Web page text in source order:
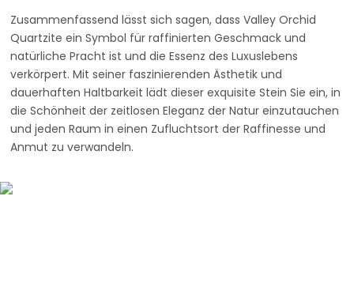
Zusammenfassend lässt sich sagen, dass Valley Orchid
Quartzite ein Symbol für raffinierten Geschmack und
natürliche Pracht ist und die Essenz des Luxuslebens
verkörpert. Mit seiner faszinierenden Ästhetik und
dauerhaften Haltbarkeit lädt dieser exquisite Stein Sie ein, in
die Schönheit der zeitlosen Eleganz der Natur einzutauchen
und jeden Raum in einen Zufluchtsort der Raffinesse und
Anmut zu verwandeln.